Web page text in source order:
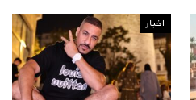
اخبار